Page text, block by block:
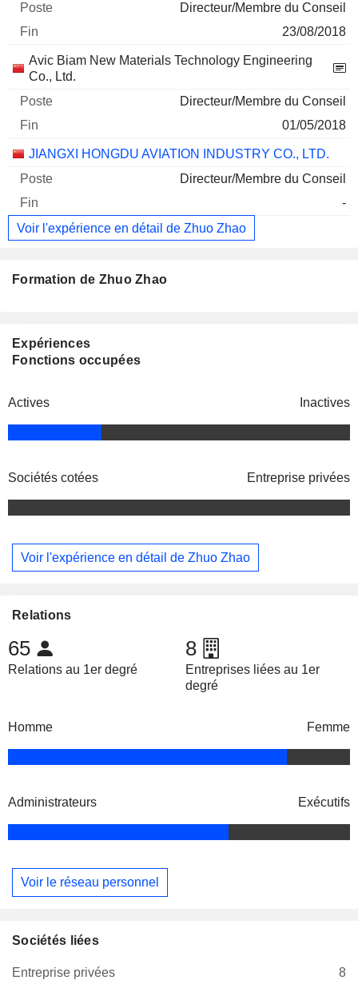
Directeur/Membre du Conseil
23/08/2018
Avic Biam New Materials Technology Engineering
Co., Ltd.
Directeur/Membre du Conseil
01/05/2018
JIANGXI HONGDU AVIATION INDUSTRY CO., LTD.
Directeur/Membre du Conseil
-
Voir l'expérience en détail de Zhuo Zhao
Formation de Zhuo Zhao
Expériences
Fonctions occupées
Actives Inactives
Sociétés cotées Entreprise privées
Voir l'expérience en détail de Zhuo Zhao
Relations
65
Relations au 1er degré
8
Entreprises liées au 1er
degré
Homme Femme
Administrateurs Exécutifs
Voir le réseau personnel
Sociétés liées
Entreprise privées
8